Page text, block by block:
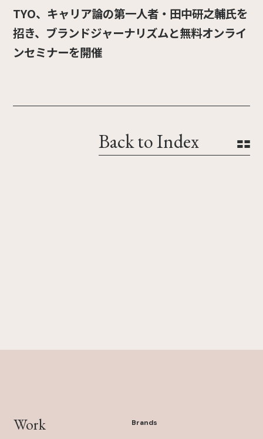
TYO、キャリア論の第一人者・田中研之輔氏を
招き、ブランドジャーナリズムと無料オンライ
ンセミナーを開催
Back to Index
Work
Brands